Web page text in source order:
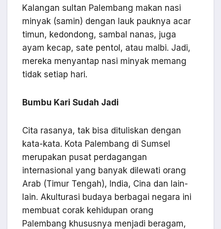
Kalangan sultan Palembang makan nasi
minyak (samin) dengan lauk pauknya acar
timun, kedondong, sambal nanas, juga
ayam kecap, sate pentol, atau malbi. Jadi,
mereka menyantap nasi minyak memang
tidak setiap hari.
Bumbu Kari Sudah Jadi
Cita rasanya, tak bisa dituliskan dengan
kata-kata. Kota Palembang di Sumsel
merupakan pusat perdagangan
internasional yang banyak dilewati orang
Arab (Timur Tengah), India, Cina dan lain-
lain. Akulturasi budaya berbagai negara ini
membuat corak kehidupan orang
Palembang khususnya menjadi beragam,